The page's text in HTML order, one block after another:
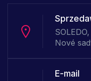
Nové
E-mail